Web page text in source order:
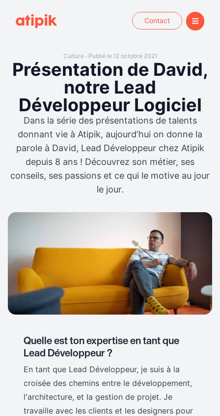
Contact
Culture •Publié le 12 octobre 2021
Présentation de David,
notre Lead
Développeur Logiciel
Dans la série des présentations de talents
donnant vie à Atipik, aujourd'hui on donne la
parole à David, Lead Développeur chez Atipik
depuis 8 ans ! Découvrez son métier, ses
conseils, ses passions et ce qui le motive au jour
le jour.
Quelle est ton expertise en tant que
Lead Développeur ?
En tant que Lead Développeur, je suis à la
croisée des chemins entre le développement,
l'architecture, et la gestion de projet. Je
travaille avec les clients et les designers pour